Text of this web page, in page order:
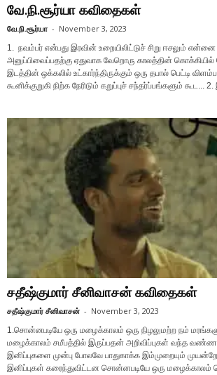
வே.நி.சூர்யா கவிதைகள்
வே.நி.சூர்யா - November 3, 2023
1. நவம்பர் என்பது இரவின் உறையிலிட்டுச் சிறு ஈசலும்
அனுப்பிவைப்பதற்கு ஏதுவாக வேறொரு காலத்தின்
இடத்தின் ஒக்கலில் உட்கார்ந்திருக்கும் ஒரு தபால் பெட்டி
கூனிக்குறுகி நிற்க நேரிடும் கறுப்புச் சந்தர்ப்பங்களும் கூட...
சதீஷ்குமார் சீனிவாசன் கவிதைகள்
சதீஷ்குமார் சீனிவாசன் - November 3, 2023
1.சொன்னபடியே ஒரு மழைக்காலம் ஒரு நிழலுமற்ற நம்
மழைக்காலம் சமீபத்தில் இருப்பதன் அறிவிப்புகள் வந்த
இனிப்புகளை முன்பு போலவே பாதுகாக்க இம்முறையும்
இனிப்புகள் கரைந்துவிட்டன சொன்னபடியே ஒரு மழைக்காலம்